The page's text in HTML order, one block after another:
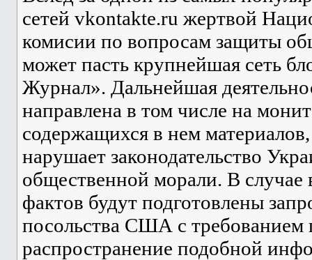
сетей vkontakte.ru жертвой
комисии по вопросам защиты
может пасть крупнейшая сеть
Журнал». Дальнейшая
направлена в том числе на
содержащихся в нем
нарушает законодательство
общественной морали. В случае
фактов будут подготовлены
посольства США с требованием
распространение подобной